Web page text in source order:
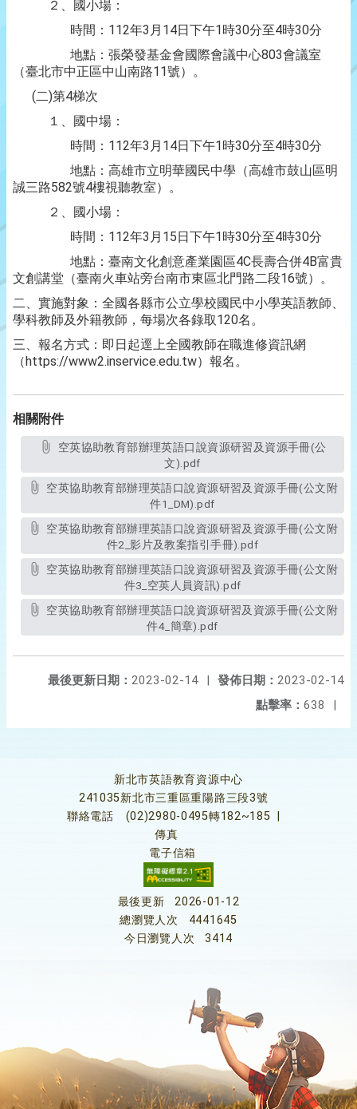
２、國小場：
時間：112年3月14日下午1時30分至4時30分
地點：張榮發基金會國際會議中心803會議室
（臺北市中正區中山南路11號）。
(二)第4梯次
１、國中場：
時間：112年3月14日下午1時30分至4時30分
地點：高雄市立明華國民中學（高雄市鼓山區明
誠三路582號4樓視聽教室）。
２、國小場：
時間：112年3月15日下午1時30分至4時30分
地點：臺南文化創意產業園區4C長壽合併4B富貴
文創講堂（臺南火車站旁台南市東區北門路二段16號）。
二、實施對象：全國各縣市公立學校國民中小學英語教師、
學科教師及外籍教師，每場次各錄取120名。
三、報名方式：即日起逕上全國教師在職進修資訊網
（https://www2.inservice.edu.tw）報名。
相關附件
文).pdf
件1_DM).pdf
件2_影片及教案指引手冊).pdf
件3_空英人員資訊).pdf
件4_簡章).pdf
發佈日期： 2023-02-14
最後更新日期： 2023-02-14
|
點擊率： 638 |
新北市英語教育資源中心
241035新北市三重區重陽路三段3號
聯絡電話
(02)2980-0495轉182~185
傳真
電子信箱
最後更新
2026-01-12
總瀏覽人次
4441645
今日瀏覽人次
3414